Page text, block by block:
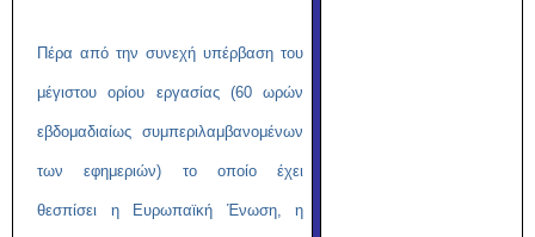
Πέρα από την συνεχή υπέρβαση του
μέγιστου ορίου εργασίας (60 ωρών
εβδομαδιαίως συμπεριλαμβανομένων
των εφημεριών) το οποίο έχει
θεσπίσει η Ευρωπαϊκή Ένωση, η